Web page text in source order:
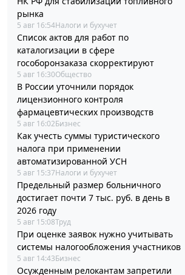
рынка
5 авг 16:54Налоги и бухучет
Список актов для работ по
каталогизации в сфере
гособоронзаказа скорректируют
5 авг 16:30Общество
В России уточнили порядок
лицензионного контроля
фармацевтических производств
5 авг 16:02Бизнес
Как учесть суммы туристического
налога при применении
автоматизированной УСН
5 авг 15:37Налоги и бухучет
Предельный размер больничного
достигает почти 7 тыс. руб. в день в
2026 году
5 авг 15:08Труд
При оценке заявок нужно учитывать
системы налогообложения участников
5 авг 14:43Бизнес
Осужденным релокантам запретили